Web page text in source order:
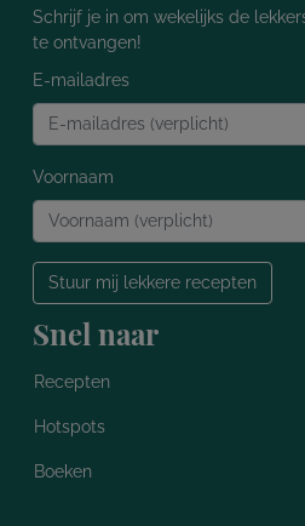
Schrijf je in om wekelijks de
te ontvangen!
E-mailadres
Voornaam
Stuur mij lekkere recepten
Snel naar
Recepten
Hotspots
Boeken